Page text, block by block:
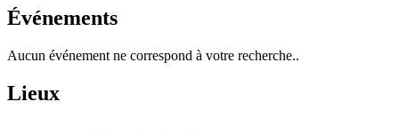
Événements
Aucun événement ne correspond à votre recherche..
Lieux